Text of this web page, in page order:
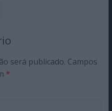
será publicado. Campos
*